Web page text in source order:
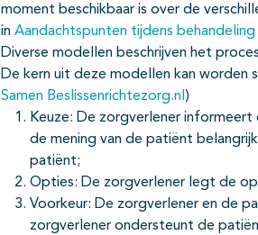
moment beschikbaar is over de
in Aandachtspunten tijdens
Diverse modellen beschrijven het
De kern uit deze modellen kan worden
Samen Beslissenrichtezorg.nl)
Keuze: De zorgverlener
de mening van de patiënt
patiënt;
Opties: De zorgverlener legt de
Voorkeur: De zorgverlener en de
zorgverlener ondersteunt de